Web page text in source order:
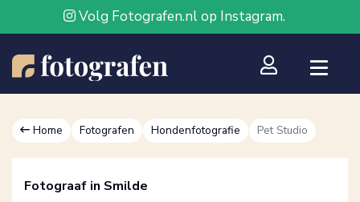
Volg Fotografen.nl op Instagram.
Home Fotografen Hondenfotografie Pet Studio
Fotograaf in Smilde